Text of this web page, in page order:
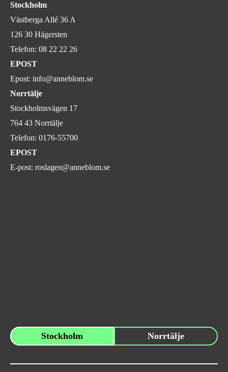
Stockholm
Västberga Allé 36 A
126 30 Hägersten
Telefon: 08 22 22 26
EPOST
Epost: info@anneblom.se
Norrtälje
Stockholmsvägen 17
764 43 Norrtälje
Telefon: 0176-55700
EPOST
E-post: roslagen@anneblom.se
Stockholm Norrtälje